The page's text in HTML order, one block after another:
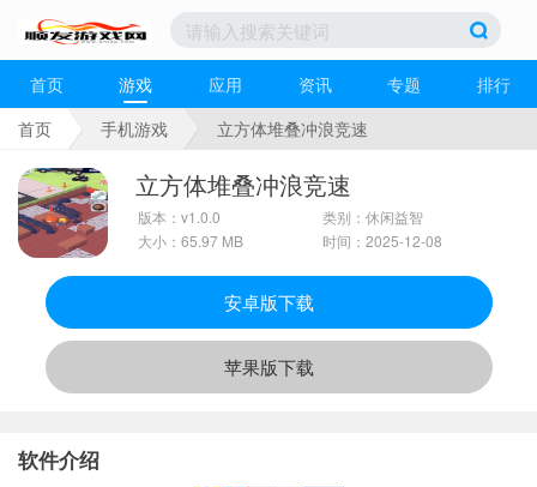
首页 游戏 应用 资讯 专题
排行
首页
手机游戏 立方体堆叠冲浪竞速
立方体堆叠冲浪竞速
版本：v1.0.0
大小：65.97 MB
类别：休闲益智
时间：2025-12-08
安卓版下载
苹果版下载
软件介绍